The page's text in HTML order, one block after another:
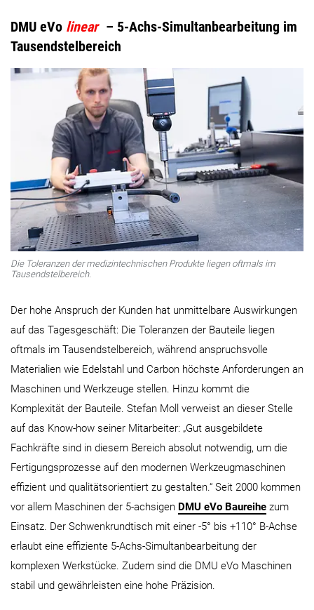
DMU eVo linear – 5-Achs-Simultanbearbeitung im
Tausendstelbereich
Die Toleranzen der medizintechnischen Produkte liegen oftmals im
Tausendstelbereich.
Der hohe Anspruch der Kunden hat unmittelbare Auswirkungen
auf das Tagesgeschäft: Die Toleranzen der Bauteile liegen
oftmals im Tausendstelbereich, während anspruchsvolle
Materialien wie Edelstahl und Carbon höchste Anforderungen an
Maschinen und Werkzeuge stellen. Hinzu kommt die
Komplexität der Bauteile. Stefan Moll verweist an dieser Stelle
auf das Know-how seiner Mitarbeiter: „Gut ausgebildete
Fachkräfte sind in diesem Bereich absolut notwendig, um die
Fertigungsprozesse auf den modernen Werkzeugmaschinen
effizient und qualitätsorientiert zu gestalten.“ Seit 2000 kommen
vor allem Maschinen der 5-achsigen DMU eVo Baureihe zum
Einsatz. Der Schwenkrundtisch mit einer -5° bis +110° B-Achse
erlaubt eine effiziente 5-Achs-Simultanbearbeitung der
komplexen Werkstücke. Zudem sind die DMU eVo Maschinen
stabil und gewährleisten eine hohe Präzision.